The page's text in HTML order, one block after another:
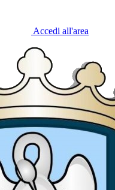
Accedi all'area